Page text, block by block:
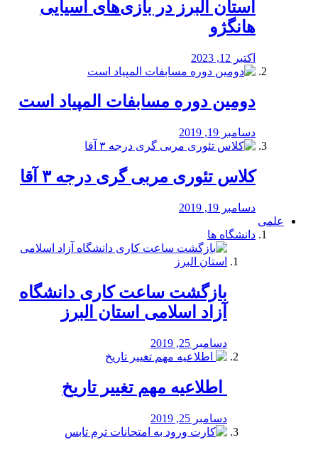
استان البرز در بازی‌های آسیایی
هانگژو
اکتبر 12, 2023
دومین دوره مسابفات المپیاد است
دسامبر 19, 2019
کلاس تئوری مربی گری درجه ۳ آقا
دسامبر 19, 2019
علمی
دانشگاه ها
بازگشت ساعت کاری دانشگاه
آزاد اسلامی استان البرز
دسامبر 25, 2019
️ اطلاعیه مهم تغییر تاریخ
دسامبر 25, 2019